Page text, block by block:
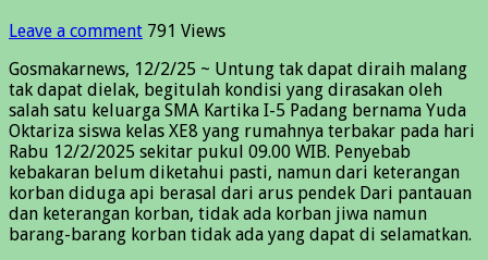
Leave a comment 791 Views
Gosmakarnews, 12/2/25 ~ Untung tak dapat diraih malang
tak dapat dielak, begitulah kondisi yang dirasakan oleh
salah satu keluarga SMA Kartika I-5 Padang bernama Yuda
Oktariza siswa kelas XE8 yang rumahnya terbakar pada hari
Rabu 12/2/2025 sekitar pukul 09.00 WIB. Penyebab
kebakaran belum diketahui pasti, namun dari keterangan
korban diduga api berasal dari arus pendek Dari pantauan
dan keterangan korban, tidak ada korban jiwa namun
barang-barang korban tidak ada yang dapat di selamatkan.